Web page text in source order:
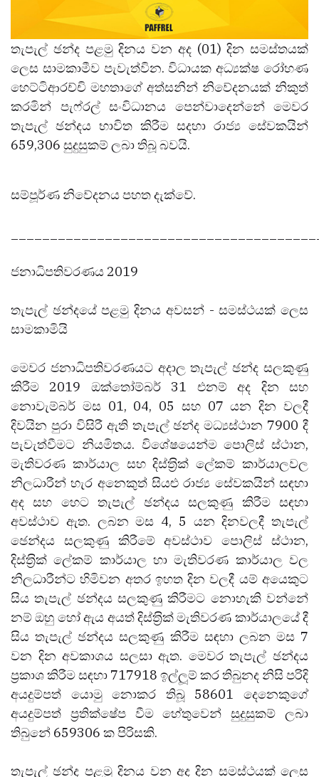
තැපැල් ඡන්ද පළමු දිනය වන අද (01) දින සමස්තයක්
ලෙස සාමකාමීව පැවැත්වින. විධායක අධ්‍යක්ෂ රෝහණ
හෙට්ටිආරච්චි මහතාගේ අත්සනින් නිවේදනයක් නිකුත්
කරමින් පැෆ්රල් සංවිධානය පෙන්වාදෙන්නේ මෙවර
තැපැල් ඡන්දය භාවිත කිරීම සදහා රාජ්‍ය සේවකයින්
659,306 සුදුසුකම් ලබා තිබූ බවයි.
සම්පූර්ණ නිවේදනය පහත දැක්වේ.
ජනාධිපතිවරණය 2019
තැපැල් ඡන්දයේ පළමු දිනය අවසන් - සමස්ථයක් ලෙස
සාමකාමියි
මෙවර ජනාධිපතිවරණයට අදාල තැපැල් ඡන්ද සලකුණු
කිරීම 2019 ඔක්තෝම්බර් 31 එනම් අද දින සහ
නොවැම්බර් මස 01, 04, 05 සහ 07 යන දින වලදී
දිවයින පුරා විසිරී ඇති තැපැල් ඡන්ද මධ්‍යස්ථාන 7900 දී
පැවැත්වීමට නියමිතය. විශේෂයෙන්ම පොලිස් ස්ථාන,
මැතිවරණ කාර්යාල සහ දිස්ත‍්‍රික් ලේකම් කාර්යාලවල
නිලධාරීන් හැර අනෙකුත් සියළු රාජ්‍ය සේවකයින් සඳහා
අද සහ හෙට තැපැල් ඡන්දය සලකුණු කිරීම සඳහා
අවස්ථාව ඇත. ලබන මස 4, 5 යන දිනවලදී තැපැල්
ඡෙන්දය සලකුණු කිරීමේ අවස්ථාව පොලිස් ස්ථාන,
දිස්ත‍්‍රික් ලේකම් කාර්යාල හා මැතිවරණ කාර්යාල වල
නිලධාරීන්ට හිමිවන අතර ඉහත දින වලදී යම් අයෙකුට
සිය තැපැල් ඡන්දය සලකුණු කිරීමට නොහැකි වන්නේ
නම් ඔහු හෝ ඇය අයත් දිස්ත‍්‍රික් මැතිවරණ කාර්යාලයේ දී
සිය තැපැල් ඡන්දය සලකුණු කිරීම සඳහා ලබන මස 7
වන දින අවකාශය සලසා ඇත. මෙවර තැපැල් ඡන්දය
ප‍්‍රකාශ කිරීම සඳහා 717918 ඉල්ලූම් කර තිබුනද නිසි පරිදි
අයදුම්පත් යොමු නොකර තිබූ 58601 දෙනෙකුගේ
අයදුම්පත් ප‍්‍රතික්ෂේප වීම හේතුවෙන් සුදුසුකම් ලබා
තිබුනේ 659306 ක පිරිසකි.
තැපැල් ඡන්ද පළමු දිනය වන අද දින සමස්ථයක් ලෙස